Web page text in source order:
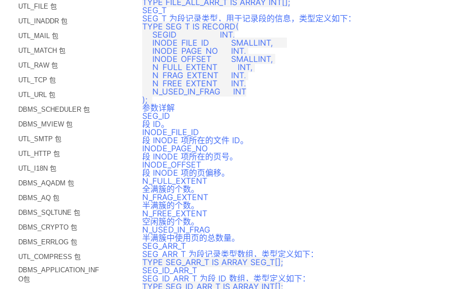
UTL_FILE 包
UTL_INADDR 包
UTL_MAIL 包
UTL_MATCH 包
UTL_RAW 包
UTL_TCP 包
UTL_URL 包
DBMS_SCHEDULER 包
DBMS_MVIEW 包
UTL_SMTP 包
UTL_HTTP 包
UTL_I18N 包
DBMS_AQADM 包
DBMS_AQ 包
DBMS_SQLTUNE 包
DBMS_CRYPTO 包
DBMS_ERRLOG 包
UTL_COMPRESS 包
DBMS_APPLICATION_INF
O包
SEG_T
SEG_T 为段记录类型，用于记录段的信息，类型定义如下：
TYPE SEG_T IS RECORD(
    SEGID                 INT,
    INODE_FILE_ID	   SMALLINT,
    INODE_PAGE_NO	   INT,
    INODE_OFFSET	   SMALLINT,
    N_FULL_EXTENT        INT,
    N_FRAG_EXTENT	   INT,
    N_FREE_EXTENT	   INT,
    N_USED_IN_FRAG     INT
参数详解
SEG_ID
段 ID。
INODE_FILE_ID
段 INODE 项所在的文件 ID。
INODE_PAGE_NO
段 INODE 项所在的页号。
INODE_OFFSET
段 INODE 项的页偏移。
N_FULL_EXTENT
全满簇的个数。
N_FRAG_EXTENT
半满簇的个数。
N_FREE_EXTENT
空闲簇的个数。
N_USED_IN_FRAG
半满簇中使用页的总数量。
SEG_ARR_T
SEG_ARR_T 为段记录类型数组，类型定义如下：
SEG_ID_ARR_T
SEG_ID_ARR_T 为段 ID 数组，类型定义如下：